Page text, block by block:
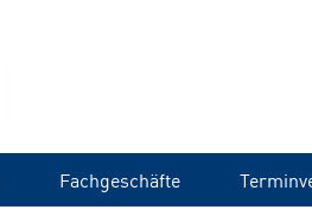
Fachgeschäfte